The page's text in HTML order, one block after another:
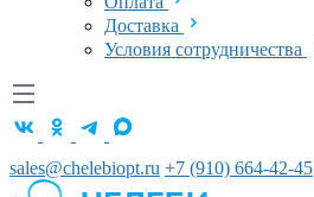
Доставка
Условия сотрудничества
sales@chelebiopt.ru +7 (910) 664-42-45